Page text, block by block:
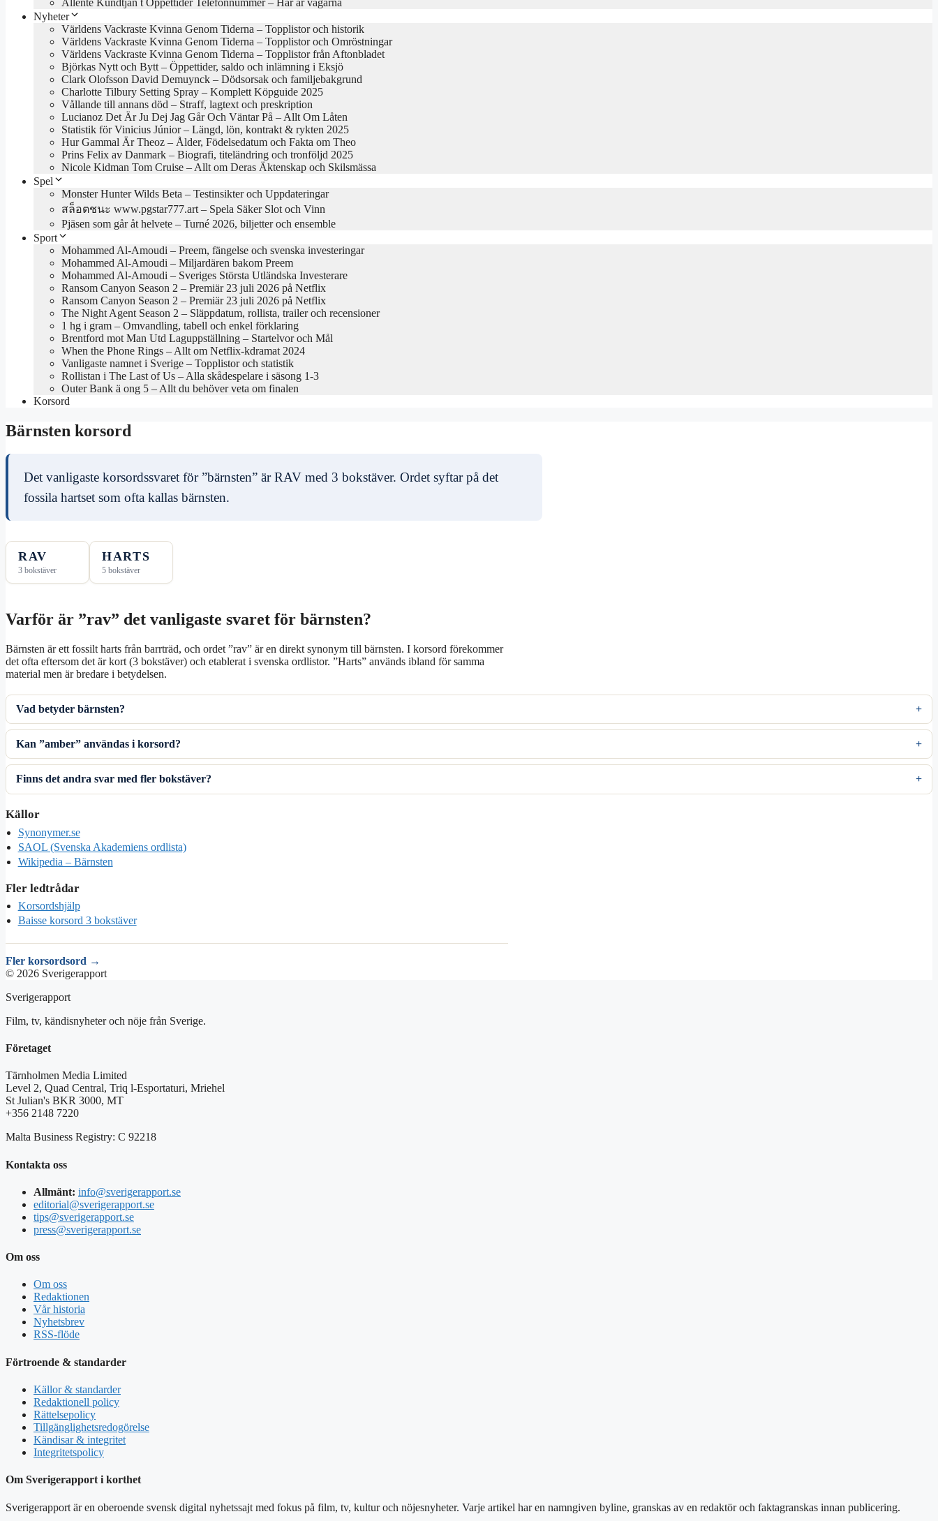
Nyheter
Världens Vackraste Kvinna Genom Tiderna – Topplistor och historik
Världens Vackraste Kvinna Genom Tiderna – Topplistor och Omröstningar
Världens Vackraste Kvinna Genom Tiderna – Topplistor från Aftonbladet
Björkas Nytt och Bytt – Öppettider, saldo och inlämning i Eksjö
Clark Olofsson David Demuynck – Dödsorsak och familjebakgrund
Charlotte Tilbury Setting Spray – Komplett Köpguide 2025
Vållande till annans död – Straff, lagtext och preskription
Lucianoz Det Är Ju Dej Jag Går Och Väntar På – Allt Om Låten
Statistik för Vinicius Júnior – Längd, lön, kontrakt & rykten 2025
Hur Gammal Är Theoz – Ålder, Födelsedatum och Fakta om Theo
Prins Felix av Danmark – Biografi, titeländring och tronföljd 2025
Nicole Kidman Tom Cruise – Allt om Deras Äktenskap och Skilsmässa
Spel
Monster Hunter Wilds Beta – Testinsikter och Uppdateringar
สล็อตชนะ www.pgstar777.art – Spela Säker Slot och Vinn
Pjäsen som går åt helvete – Turné 2026, biljetter och ensemble
Sport
Mohammed Al-Amoudi – Preem, fängelse och svenska investeringar
Mohammed Al-Amoudi – Miljardären bakom Preem
Mohammed Al-Amoudi – Sveriges Största Utländska Investerare
Ransom Canyon Season 2 – Premiär 23 juli 2026 på Netflix
Ransom Canyon Season 2 – Premiär 23 juli 2026 på Netflix
The Night Agent Season 2 – Släppdatum, rollista, trailer och recensioner
1 hg i gram – Omvandling, tabell och enkel förklaring
Brentford mot Man Utd Laguppställning – Startelvor och Mål
When the Phone Rings – Allt om Netflix-kdramat 2024
Vanligaste namnet i Sverige – Topplistor och statistik
Rollistan i The Last of Us – Alla skådespelare i säsong 1-3
Outer Bank ä ong 5 – Allt du behöver veta om finalen
Korsord
Bärnsten korsord
Det vanligaste korsordssvaret för ”bärnsten” är RAV med 3 bokstäver. Ordet syftar på det
fossila hartset som ofta kallas bärnsten.
RAV
3 bokstäver
HARTS
5 bokstäver
Varför är ”rav” det vanligaste svaret för bärnsten?
Bärnsten är ett fossilt harts från barrträd, och ordet ”rav” är en direkt synonym till bärnsten. I korsord förekommer
det ofta eftersom det är kort (3 bokstäver) och etablerat i svenska ordlistor. ”Harts” används ibland för samma
material men är bredare i betydelsen.
Vad betyder bärnsten?
Kan ”amber” användas i korsord?
Finns det andra svar med fler bokstäver?
Källor
Synonymer.se
SAOL (Svenska Akademiens ordlista)
Wikipedia – Bärnsten
Fler ledtrådar
Korsordshjälp
Baisse korsord 3 bokstäver
Fler korsordsord →
© 2026 Sverigerapport
Sverigerapport
Film, tv, kändisnyheter och nöje från Sverige.
Företaget
Tärnholmen Media Limited
Level 2, Quad Central, Triq l-Esportaturi, Mriehel
St Julian's BKR 3000, MT
+356 2148 7220
Malta Business Registry: C 92218
Kontakta oss
Allmänt: info@sverigerapport.se
editorial@sverigerapport.se
tips@sverigerapport.se
press@sverigerapport.se
Om oss
Om oss
Redaktionen
Vår historia
Nyhetsbrev
RSS-flöde
Förtroende & standarder
Källor & standarder
Redaktionell policy
Rättelsepolicy
Tillgänglighetsredogörelse
Kändisar & integritet
Integritetspolicy
Om Sverigerapport i korthet
Sverigerapport är en oberoende svensk digital nyhetssajt med fokus på film, tv, kultur och nöjesnyheter. Varje artikel har en namngiven byline, granskas av en redaktör och faktagranskas innan publicering.